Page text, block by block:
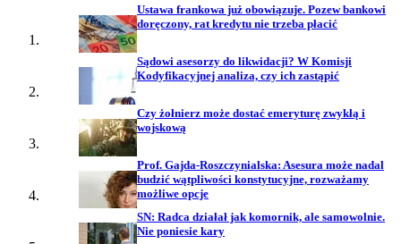
Ustawa frankowa już obowiązuje. Pozew bankowi
doręczony, rat kredytu nie trzeba płacić
Sądowi asesorzy do likwidacji? W Komisji
Kodyfikacyjnej analiza, czy ich zastąpić
Czy żołnierz może dostać emeryturę zwykłą i
wojskową
Prof. Gajda-Roszczynialska: Asesura może nadal
budzić wątpliwości konstytucyjne, rozważamy
możliwe opcje
SN: Radca działał jak komornik, ale samowolnie.
Nie poniesie kary